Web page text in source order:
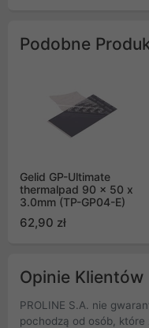
Podobne
Gelid GP-Ultimate
thermalpad 90 x 50 x
3.0mm (TP-GP04-E)
62,90 zł
Opinie Klientów
PROLINE S.A. nie
pochodzą od osób, które